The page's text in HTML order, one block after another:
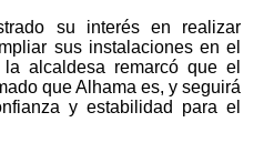
su interés en realizar
sus instalaciones en el
alcaldesa remarcó que el
que Alhama es, y seguirá
y estabilidad para el